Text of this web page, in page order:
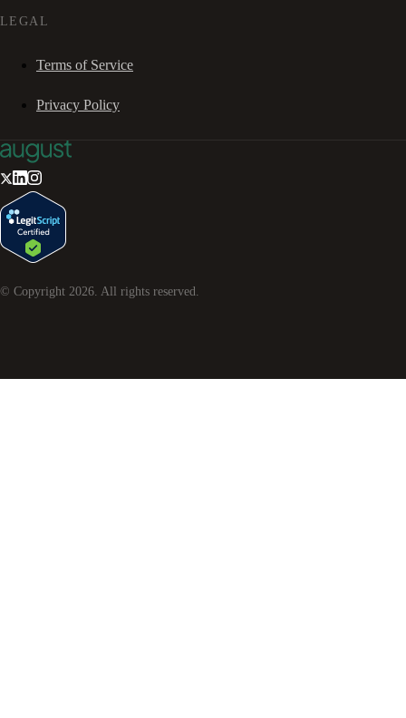
LEGAL
Terms of Service
Privacy Policy
© Copyright 2026. All rights reserved.